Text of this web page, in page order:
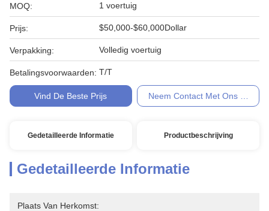
MOQ: 1 voertuig
Prijs: $50,000-$60,000Dollar
Verpakking: Volledig voertuig
Betalingsvoorwaarden: T/T
Vind De Beste Prijs Neem Contact Met Ons Op
Gedetailleerde Informatie Productbeschrijving
Gedetailleerde Informatie
Plaats Van Herkomst: